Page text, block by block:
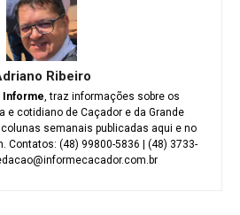
Ribeiro
Informe, traz informações sobre os
e cotidiano de Caçador e da Grande
semanais publicadas aqui e no
Contatos: (48) 99800-5836 | (48) 3733-